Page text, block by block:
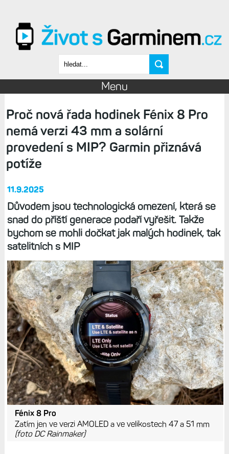
Vyhledávání
Menu
Proč nová řada hodinek Fénix 8 Pro
nemá verzi 43 mm a solární
provedení s MIP? Garmin přiznává
potíže
11.9.2025
Důvodem jsou technologická omezení, která se
snad do příští generace podaří vyřešit. Takže
bychom se mohli dočkat jak malých hodinek, tak
satelitních s MIP
Fénix 8 Pro
Zatím jen ve verzi AMOLED a ve velikostech 47 a 51 mm
(foto DC Rainmaker)